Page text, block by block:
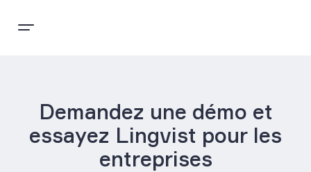
Demandez une démo et
essayez Lingvist pour les
entreprises